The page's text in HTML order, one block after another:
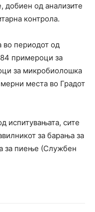
добиен од анализите
контрола.
во периодот од
примероци за
за микробиолошка
места во Градот
испитувањата, сите
за барања за
за пиење (Службен